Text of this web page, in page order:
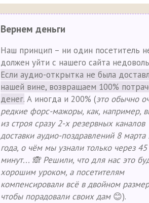
Вернем деньги
Наш принцип – ни один посетитель
должен уйти с нашего сайта
Если аудио-открытка не была
нашей вине, возвращаем 100%
денег. А иногда и 200% (это обычно
редкие форс-мажоры, как, например,
из строя сразу 2-х резервных каналов
доставки аудио-поздравлений 8 марта
года, о чём мы узнали только через 45
минут... 🙈 Решили, что для нас это
хорошим уроком, а посетителям
компенсировали всё в двойном
чтобы порадовали своих дам😊).